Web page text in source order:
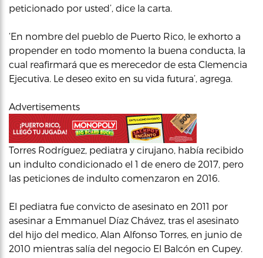
peticionado por usted’, dice la carta.
‘En nombre del pueblo de Puerto Rico, le exhorto a
propender en todo momento la buena conducta, la
cual reafirmará que es merecedor de esta Clemencia
Ejecutiva. Le deseo exito en su vida futura’, agrega.
Advertisements
Torres Rodríguez, pediatra y cirujano, había recibido
un indulto condicionado el 1 de enero de 2017, pero
las peticiones de indulto comenzaron en 2016.
El pediatra fue convicto de asesinato en 2011 por
asesinar a Emmanuel Díaz Chávez, tras el asesinato
del hijo del medico, Alan Alfonso Torres, en junio de
2010 mientras salía del negocio El Balcón en Cupey.